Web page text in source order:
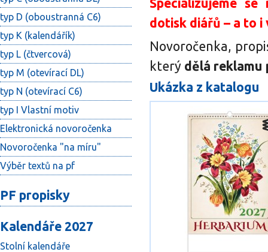
typ D (oboustranná C6)
typ K (kalendářík)
typ L (čtvercová)
typ M (otevírací DL)
typ N (otevírací C6)
typ I Vlastní motiv
Elektronická novoročenka
Novoročenka "na míru"
Výběr textů na pf
PF propisky
Kalendáře 2027
Stolní kalendáře
dotisk diářů – a to i
Novoročenka,
který dělá reklamu
Ukázka z katalogu